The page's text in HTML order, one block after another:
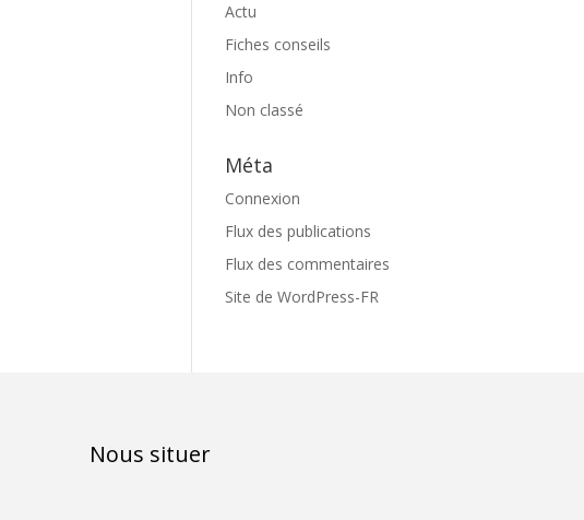
Actu
Fiches conseils
Info
Non classé
Méta
Connexion
Flux des publications
Flux des commentaires
Site de WordPress-FR
Nous situer